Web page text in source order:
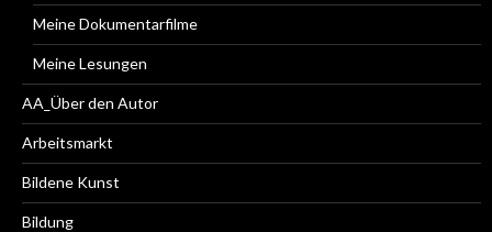
Meine Dokumentarfilme
Meine Lesungen
AA_Über den Autor
Arbeitsmarkt
Bildene Kunst
Bildung